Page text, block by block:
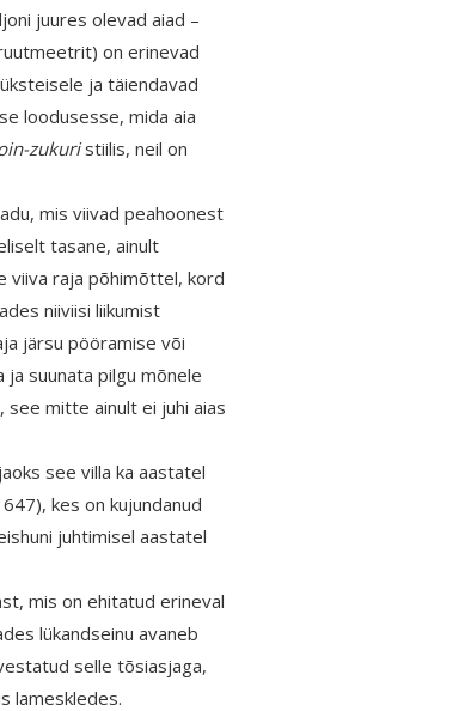
juures olevad aiad –
on erinevad
ja täiendavad
loodusesse, mida aia
zukuristiilis, neil on
mis viivad peahoonest
tasane, ainult
viiva raja põhimõttel, kord
niiviisi liikumist
järsu pööramise või
ja suunata pilgu mõnele
mitte ainult ei juhi aias
see villa ka aastatel
kes on kujundanud
juhtimisel aastatel
mis on ehitatud erineval
lükandseinu avaneb
selle tõsiasjaga,
lameskledes.